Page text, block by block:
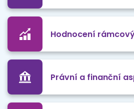
Hodnocení
Právní a finanční